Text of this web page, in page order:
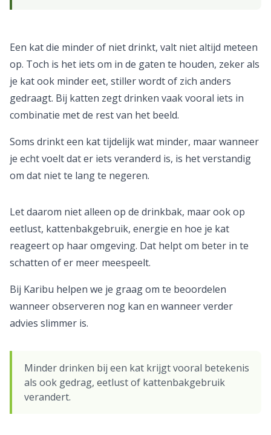
Een kat die minder of niet drinkt, valt niet altijd meteen
op. Toch is het iets om in de gaten te houden, zeker als
je kat ook minder eet, stiller wordt of zich anders
gedraagt. Bij katten zegt drinken vaak vooral iets in
combinatie met de rest van het beeld.
Soms drinkt een kat tijdelijk wat minder, maar wanneer
je echt voelt dat er iets veranderd is, is het verstandig
om dat niet te lang te negeren.
Let daarom niet alleen op de drinkbak, maar ook op
eetlust, kattenbakgebruik, energie en hoe je kat
reageert op haar omgeving. Dat helpt om beter in te
schatten of er meer meespeelt.
Bij Karibu helpen we je graag om te beoordelen
wanneer observeren nog kan en wanneer verder
advies slimmer is.
Minder drinken bij een kat krijgt vooral betekenis
als ook gedrag, eetlust of kattenbakgebruik
verandert.